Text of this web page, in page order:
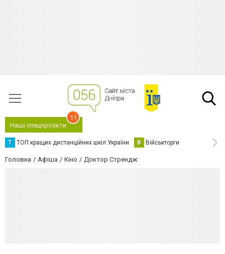
Наші спецпроєкти
11
Т ТОП кращих дистанційних шкіл України В Військторги
Головна Афіша Кіно Доктор Стрендж